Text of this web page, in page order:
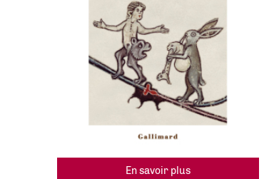
En savoir plus